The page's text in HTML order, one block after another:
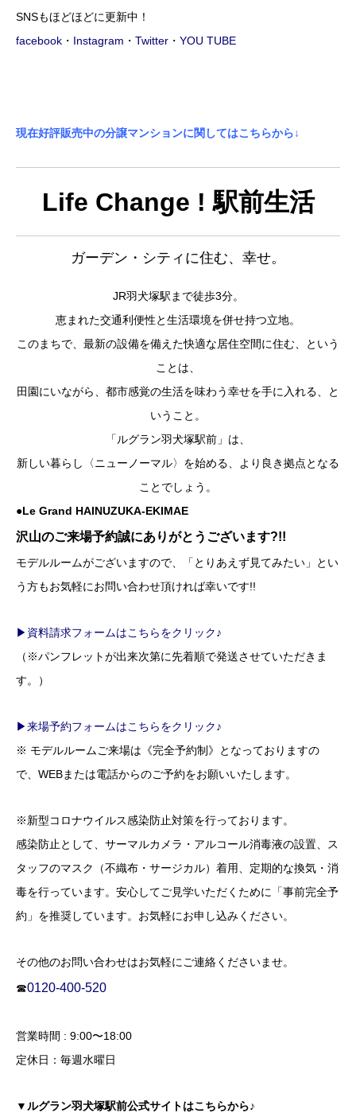
SNSもほどほどに更新中！
facebook ・ Instagram ・ Twitter ・ YOU TUBE
現在好評販売中の分譲マンションに関してはこちらから↓
Life Change ! 駅前生活
ガーデン・シティに住む、幸せ。
JR羽犬塚駅まで徒歩3分。
恵まれた交通利便性と生活環境を併せ持つ立地。
このまちで、最新の設備を備えた快適な居住空間に住む、という
ことは、
田園にいながら、都市感覚の生活を味わう幸せを手に入れる、と
いうこと。
「ルグラン羽犬塚駅前」は、
新しい暮らし〈ニューノーマル〉を始める、より良き拠点となる
ことでしょう。
●Le Grand HAINUZUKA-EKIMAE
沢山のご来場予約誠にありがとうございます?!!
モデルルームがございますので、「とりあえず見てみたい」とい
う方もお気軽にお問い合わせ頂ければ幸いです!!
▶資料請求フォームはこちらをクリック♪
（※パンフレットが出来次第に先着順で発送させていただきま
す。）
▶来場予約フォームはこちらをクリック♪
※ モデルルームご来場は《完全予約制》となっておりますの
で、WEBまたは電話からのご予約をお願いいたします。
※新型コロナウイルス感染防止対策を行っております。
感染防止として、サーマルカメラ・アルコール消毒液の設置、ス
タッフのマスク（不織布・サージカル）着用、定期的な換気・消
毒を行っています。安心してご見学いただくために「事前完全予
約」を推奨しています。お気軽にお申し込みください。
その他のお問い合わせはお気軽にご連絡くださいませ。
☎0120-400-520
営業時間 : 9:00〜18:00
定休日：毎週水曜日
▼ルグラン羽犬塚駅前公式サイトはこちらから♪